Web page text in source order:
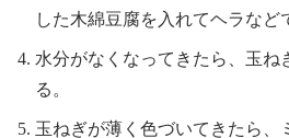
した木綿豆腐を入れてヘラなど
水分がなくなってきたら、玉ね
る。
玉ねぎが薄く色づいてきたら、